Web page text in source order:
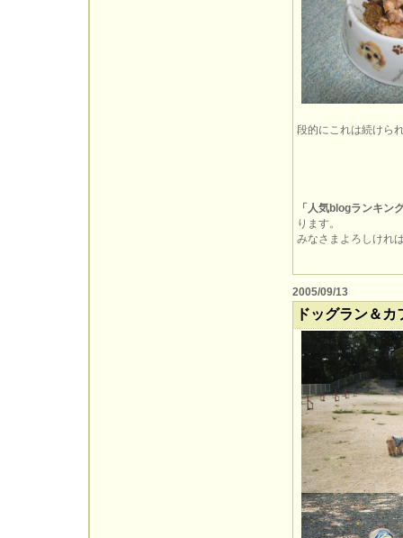
段的にこれは続けら
「人気blogランキン
ります。
みなさまよろしけれ
2005/09/13
ドッグラン＆カ